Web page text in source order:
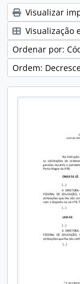
Visualizar
Visualização
Ordenar por:
Ordem: